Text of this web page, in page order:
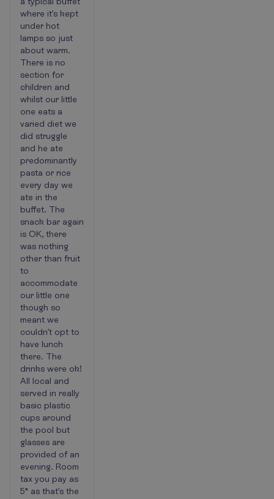
where it’s kept
under hot
lamps so just
about warm.
There is no
section for
children and
whilst our little
one eats a
varied diet we
did struggle
and he ate
predominantly
pasta or rice
every day we
ate in the
buffet. The
snack bar again
is OK, there
was nothing
other than fruit
to
accommodate
our little one
though so
meant we
couldn’t opt to
have lunch
there. The
drinks were ok!
All local and
served in really
basic plastic
cups around
the pool but
glasses are
provided of an
evening. Room
tax you pay as
5* as that’s the